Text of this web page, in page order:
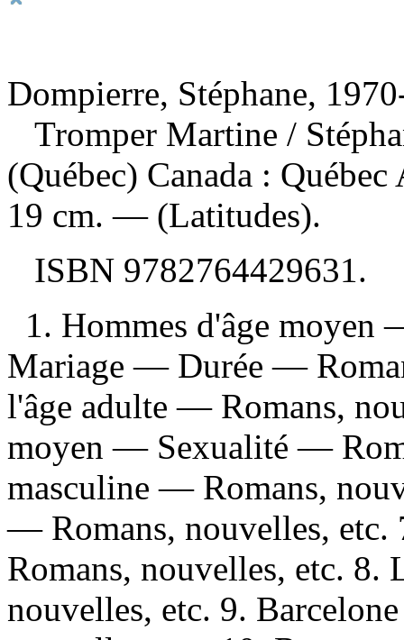
Dompierre, Stéphane,
Tromper Martine /
(Québec) Canada :
19 cm. — (Latitudes).
ISBN 9782764429631.
1. Hommes d'âge moyen
Mariage — Durée —
l'âge adulte — Romans,
moyen — Sexualité —
masculine — Romans,
— Romans, nouvelles,
Romans, nouvelles, etc.
nouvelles, etc. 9.